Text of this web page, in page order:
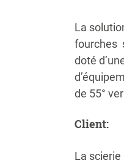
La
fourches
doté
de 55°
Client:
La